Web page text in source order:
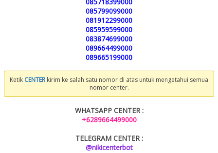
085799099000
081912299000
085959599000
083874699000
089664499000
089665199000
Ketik CENTER kirim ke salah satu nomor di atas untuk mengetahui semua
nomor center.
WHATSAPP CENTER :
+6289664499000
TELEGRAM CENTER :
@nikicenterbot